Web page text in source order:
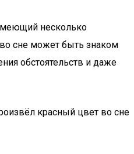
несколько
сне может быть знаком
обстоятельств и даже
красный цвет во сне